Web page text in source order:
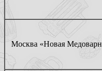
Москва «Новая